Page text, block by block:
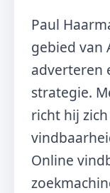
Paul
gebied van
adverteren
strategie.
richt hij
Online